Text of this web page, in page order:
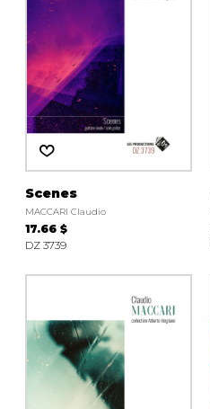
Scenes
MACCARI Claudio
17.66 $
DZ 3739